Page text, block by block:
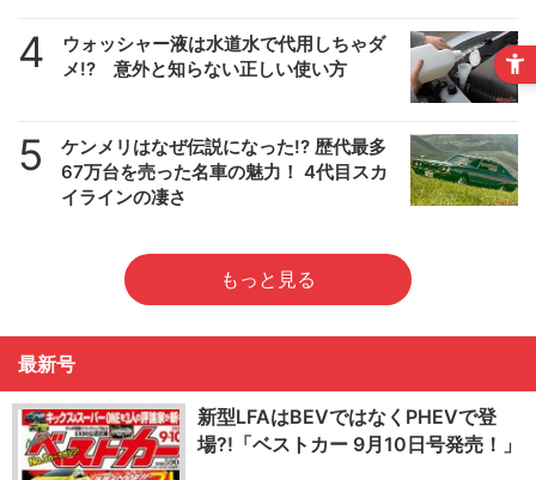
4
ウォッシャー液は水道水で代用しちゃダ
メ!? 意外と知らない正しい使い方
5
ケンメリはなぜ伝説になった!? 歴代最多
67万台を売った名車の魅力！ 4代目スカ
イラインの凄さ
もっと見る
最新号
新型LFAはBEVではなくPHEVで登
場?!「ベストカー 9月10日号発売！」